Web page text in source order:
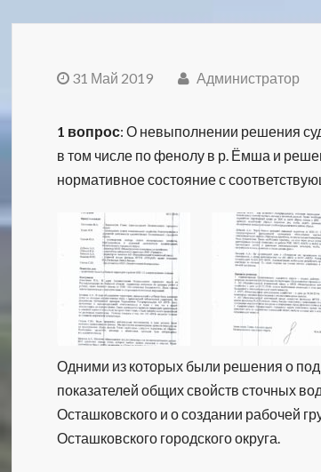
31 Май 2019 Администратор
1 вопрос: О невыполнении решения
в том числе по фенолу в р. Ёмша и
нормативное состояние с
Одними из которых были решения о
показателей общих свойств сточных
Осташковского и о создании рабочей
Осташковского городского округа.